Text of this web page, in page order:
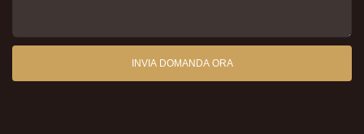
INVIA DOMANDA ORA